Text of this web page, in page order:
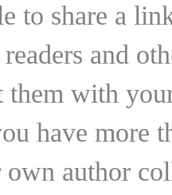
to share a
readers and
them with
have more
author